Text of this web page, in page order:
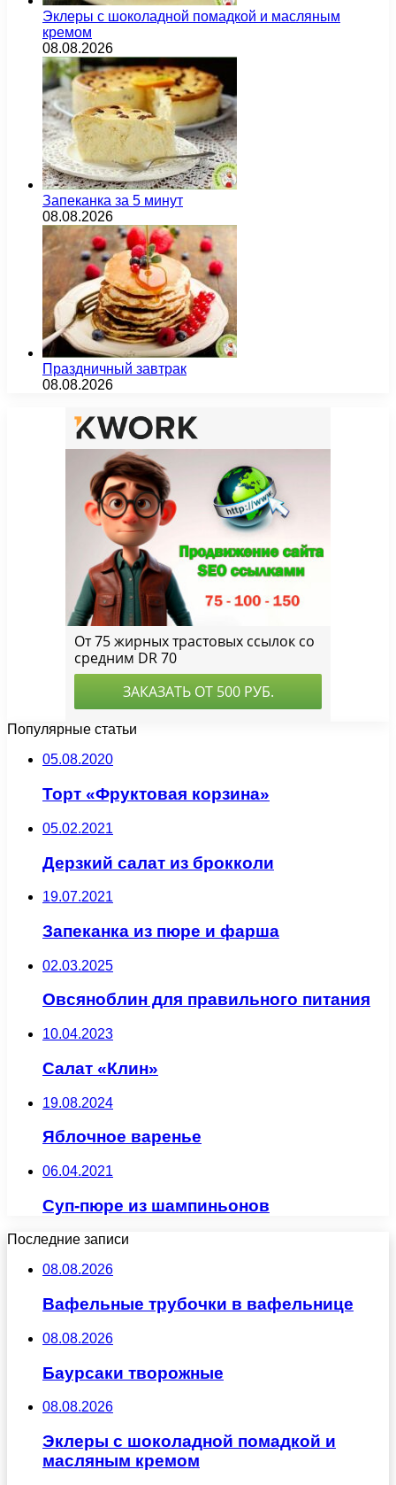
Эклеры с шоколадной помадкой и масляным
кремом
08.08.2026
Запеканка за 5 минут
08.08.2026
Праздничный завтрак
08.08.2026
Популярные статьи
05.08.2020
Торт «Фруктовая корзина»
05.02.2021
Дерзкий салат из брокколи
19.07.2021
Запеканка из пюре и фарша
02.03.2025
Овсяноблин для правильного питания
10.04.2023
Салат «Клин»
19.08.2024
Яблочное варенье
06.04.2021
Суп-пюре из шампиньонов
Последние записи
08.08.2026
Вафельные трубочки в вафельнице
08.08.2026
Баурсаки творожные
08.08.2026
Эклеры с шоколадной помадкой и
масляным кремом